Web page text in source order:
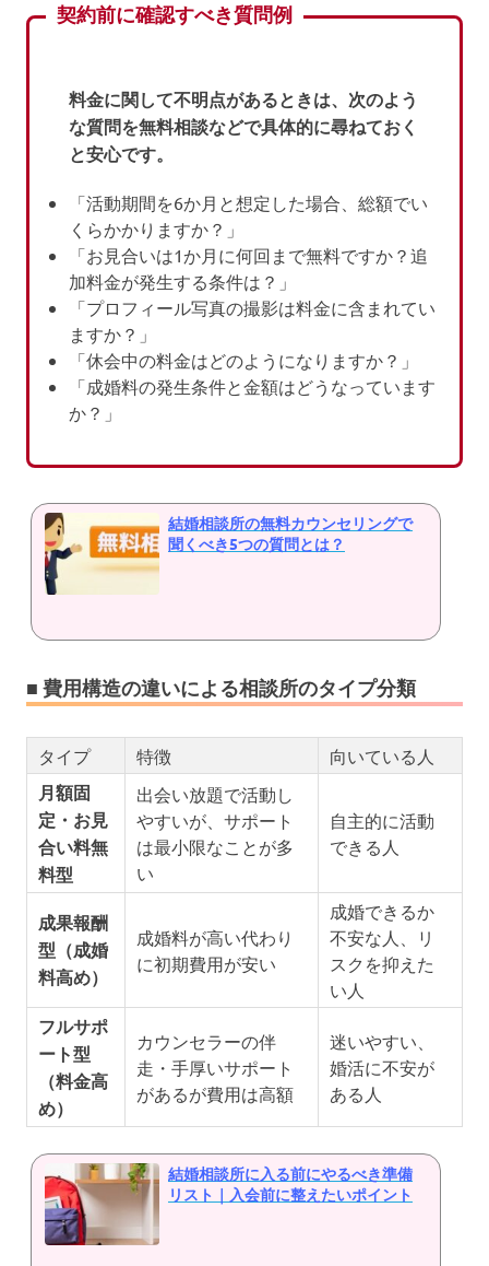
契約前に確認すべき質問例
料金に関して不明点があるときは、次のよう
な質問を無料相談などで具体的に尋ねておく
と安心です。
「活動期間を6か月と想定した場合、総額でい
くらかかりますか？」
「お見合いは1か月に何回まで無料ですか？追
加料金が発生する条件は？」
「プロフィール写真の撮影は料金に含まれてい
ますか？」
「休会中の料金はどのようになりますか？」
「成婚料の発生条件と金額はどうなっています
か？」
結婚相談所の無料カウンセリングで
聞くべき5つの質問とは？
■ 費用構造の違いによる相談所のタイプ分類
タイプ 特徴 向いている人
月額固
定・お見
合い料無
料型
出会い放題で活動し
やすいが、サポート
は最小限なことが多
い
自主的に活動
できる人
成果報酬
型（成婚
料高め）
成婚料が高い代わり
に初期費用が安い
成婚できるか
不安な人、リ
スクを抑えた
い人
フルサポ
ート型
（料金高
め）
カウンセラーの伴
走・手厚いサポート
があるが費用は高額
迷いやすい、
婚活に不安が
ある人
結婚相談所に入る前にやるべき準備
リスト｜入会前に整えたいポイント